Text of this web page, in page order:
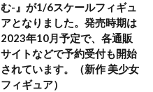
む-』が1/6スケールフィギュ
アとなりました。発売時期は
2023年10月予定で、各通販
サイトなどで予約受付も開始
されています。（新作 美少女
フィギュア）